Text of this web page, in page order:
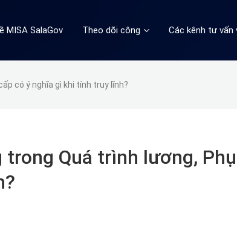
MISA SalaGov Theo dõi công Các kênh tư vấn
có ý nghĩa gì khi tính truy lĩnh?
Quá trình lương, Phụ